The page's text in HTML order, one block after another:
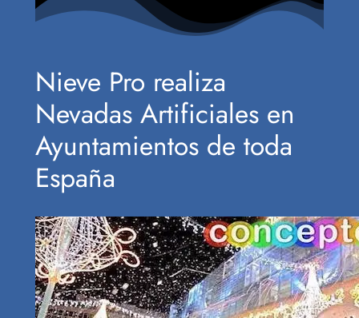
Nieve Pro realiza
Nevadas Artificiales en
Ayuntamientos de toda
España